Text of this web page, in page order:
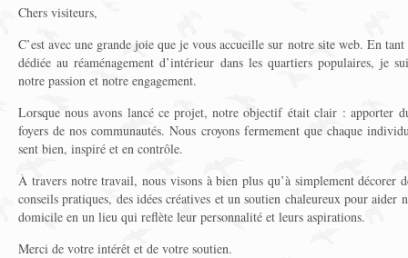
Chers visiteurs,
C’est avec une grande joie que je vous accueille sur notre site web. En
dédiée au réaménagement d’intérieur dans les quartiers populaires, je
notre passion et notre engagement.
Lorsque nous avons lancé ce projet, notre objectif était clair : apporter
foyers de nos communautés. Nous croyons fermement que chaque
sent bien, inspiré et en contrôle.
À travers notre travail, nous visons à bien plus qu’à simplement décorer
conseils pratiques, des idées créatives et un soutien chaleureux pour aider
domicile en un lieu qui reflète leur personnalité et leurs aspirations.
Merci de votre intérêt et de votre soutien.